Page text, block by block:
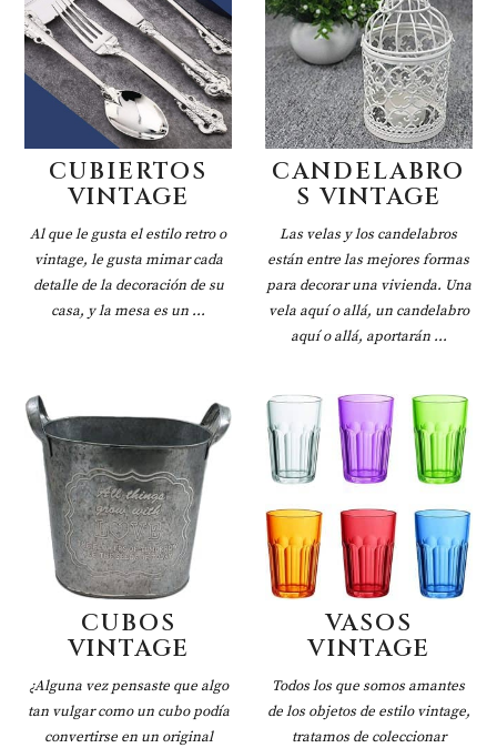
CUBIERTOS
VINTAGE
Al que le gusta el estilo retro o
vintage, le gusta mimar cada
detalle de la decoración de su
casa, y la mesa es un ...
CANDELABRO
S VINTAGE
Las velas y los candelabros
están entre las mejores formas
para decorar una vivienda. Una
vela aquí o allá, un candelabro
aquí o allá, aportarán ...
CUBOS
VINTAGE
¿Alguna vez pensaste que algo
tan vulgar como un cubo podía
convertirse en un original
VASOS
VINTAGE
Todos los que somos amantes
de los objetos de estilo vintage,
tratamos de coleccionar